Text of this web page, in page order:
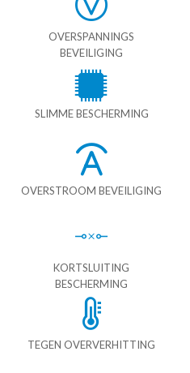
OVERSPANNINGS
BEVEILIGING
SLIMME BESCHERMING
OVERSTROOM BEVEILIGING
KORTSLUITING
BESCHERMING
TEGEN OVERVERHITTING